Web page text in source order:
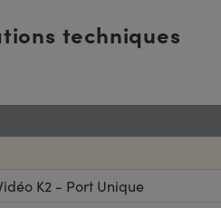
techniques
K2 - Port Unique